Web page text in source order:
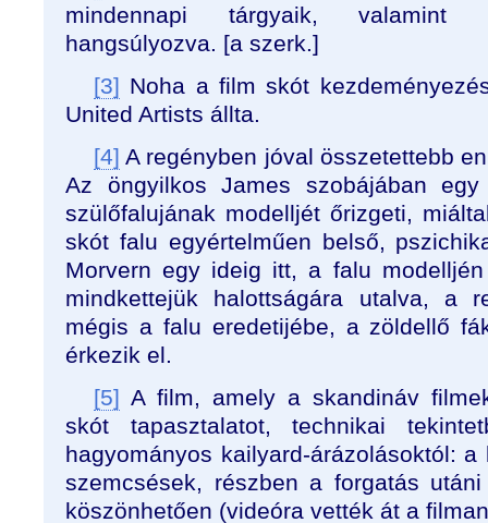
mindennapi tárgyaik, valamint
hangsúlyozva. [a szerk.]
[3] Noha a film skót
United Artists állta.
[4] A regényben jóval összetettebb
Az öngyilkos James szobájában egy
szülőfalujának modelljét őrizgeti,
skót falu egyértelműen belső,
Morvern egy ideig itt, a falu
mindkettejük halottságára utalva, a
mégis a falu eredetijébe, a zöldellő
érkezik el.
[5] A film, amely a skandináv
skót tapasztalatot, technikai
hagyományos kailyard-árázolásoktól:
szemcsések, részben a forgatás
köszönhetően (videóra vették át a